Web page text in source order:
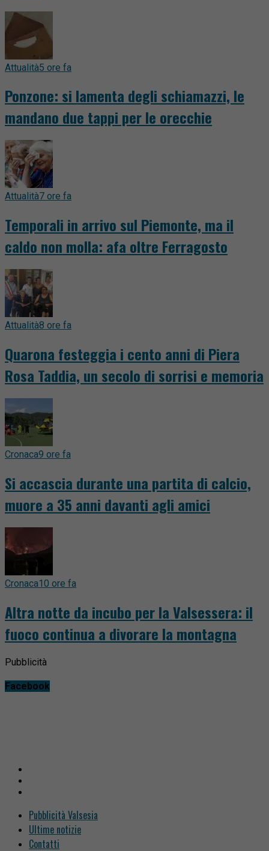
Attualità5 ore fa
Ponzone: si lamenta degli schiamazzi, le
mandano due tappi per le orecchie
Attualità7 ore fa
Temporali in arrivo sul Piemonte, ma il
caldo non molla: afa oltre Ferragosto
Attualità8 ore fa
Quarona festeggia i cento anni di Piera
Rosa Taddia, un secolo di sorrisi e memoria
Cronaca9 ore fa
Si accascia durante una partita di calcio,
muore a 35 anni davanti agli amici
Cronaca10 ore fa
Altra notte da incubo per la Valsessera: il
fuoco continua a divorare la montagna
Pubblicità
Facebook
Pubblicità Valsesia
Ultime notizie
Contatti